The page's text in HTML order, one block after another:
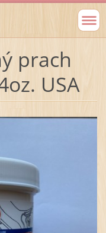
prach
USA